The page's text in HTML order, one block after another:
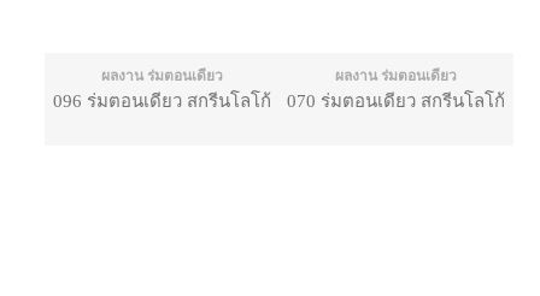
ผลงาน ร่มตอนเดียว
096 ร่มตอนเดียว สกรีนโลโก้
ผลงาน ร่มตอนเดียว
070 ร่มตอนเดียว สกรีนโลโก้